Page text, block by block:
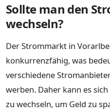
Sollte man den
wechseln?
Der Strommarkt in
konkurrenzfähig, was
verschiedene
werben. Daher kann es
zu wechseln, um Geld zu